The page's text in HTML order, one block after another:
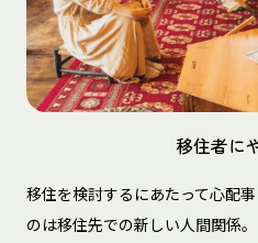
移住者に
移住を検討するにあたって心配
のは移住先での新しい人間関係。